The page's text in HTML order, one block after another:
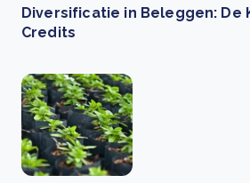
Diversificatie in Beleggen: De
Credits